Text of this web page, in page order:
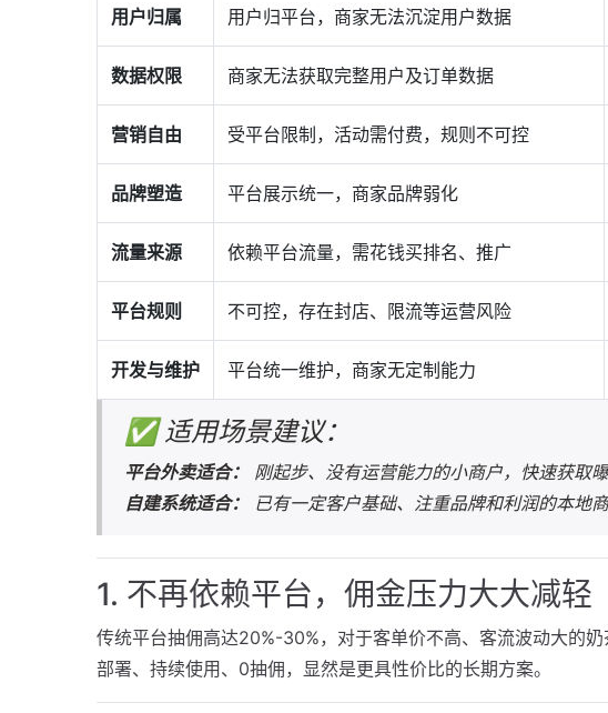
用户归属 用户归平台，商家无法沉淀用户数据
数据权限 商家无法获取完整用户及订单数据
营销自由 受平台限制，活动需付费，规则不可控
品牌塑造 平台展示统一，商家品牌弱化
流量来源 依赖平台流量，需花钱买排名、推广
平台规则 不可控，存在封店、限流等运营风险
开发与维护 平台统一维护，商家无定制能力
✅ 适用场景建议：
平台外卖适合：
刚起步、没有运营能力的小商户，快速获取曝
自建系统适合：
已有一定客户基础、注重品牌和利润的本地商
1. 不再依赖平台，佣金压力大大减轻
传统平台抽佣高达20%-30%，对于客单价不高、客流波动大的
部署、持续使用、0抽佣，显然是更具性价比的长期方案。